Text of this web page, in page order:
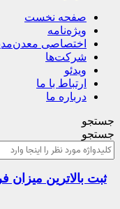
صفحه نخست
ویژه‌نامه
اختصاصی
شرکت‌ها
ویدئو
ارتباط با ما
درباره ما
جستجو
جستجو
ثبت بالاترین